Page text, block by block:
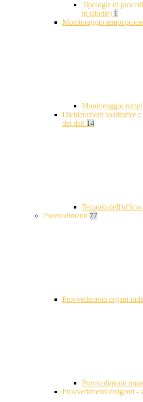
Tipologie di
in tabelle) 1
Monitoraggio tempi
Monitoraggio
Dichiarazioni sostitutive
dei dati 14
Recapiti dell'ufficio
Provvedimenti 77
Provvedimenti organi
Provvedimenti
Provvedimenti dirigenti -